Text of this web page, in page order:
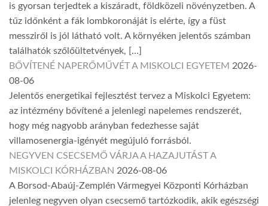
is gyorsan terjedtek a kiszáradt, földközeli növényzetben. A
tűz időnként a fák lombkoronáját is elérte, így a füst
messziről is jól látható volt. A környéken jelentős számban
találhatók szőlőültetvények, […]
BŐVÍTENÉ NAPERŐMŰVÉT A MISKOLCI EGYETEM 2026-
08-06
Jelentős energetikai fejlesztést tervez a Miskolci Egyetem:
az intézmény bővítené a jelenlegi napelemes rendszerét,
hogy még nagyobb arányban fedezhesse saját
villamosenergia-igényét megújuló forrásból.
NEGYVEN CSECSEMŐ VÁRJA A HAZAJUTÁST A
MISKOLCI KÓRHÁZBAN 2026-08-06
A Borsod-Abaúj-Zemplén Vármegyei Központi Kórházban
jelenleg negyven olyan csecsemő tartózkodik, akik egészségi